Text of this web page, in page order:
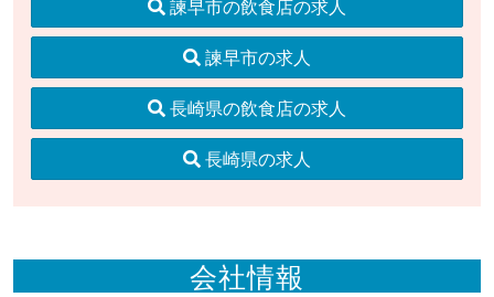
諫早市の飲食店の求人
諫早市の求人
長崎県の飲食店の求人
長崎県の求人
会社情報